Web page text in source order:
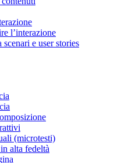
l’interazione
e user stories
(microtesti)
alta fedeltà